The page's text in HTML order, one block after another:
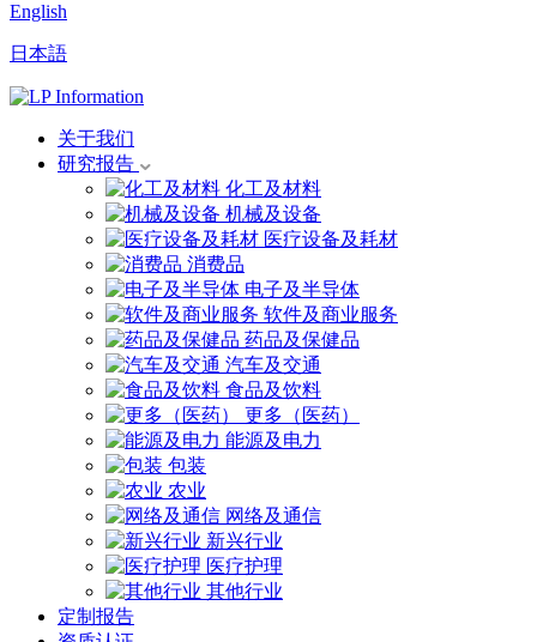
English
日本語
关于我们
研究报告
化工及材料
机械及设备
医疗设备及耗材
消费品
电子及半导体
软件及商业服务
药品及保健品
汽车及交通
食品及饮料
更多（医药）
能源及电力
包装
农业
网络及通信
新兴行业
医疗护理
其他行业
定制报告